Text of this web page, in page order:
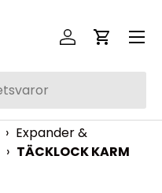
Logga inVagn
Meny
› Expander &
› TÄCKLOCK KARM